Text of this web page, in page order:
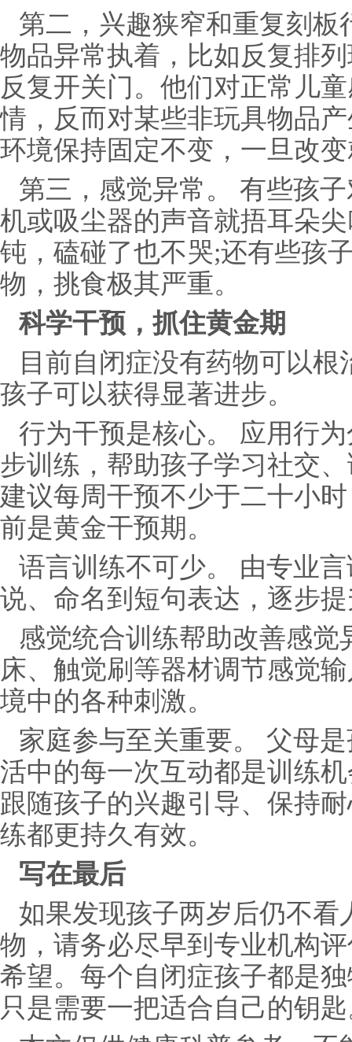
第二，兴趣狭窄和重复刻
物品异常执着，比如反复排
反复开关门。他们对正常儿
情，反而对某些非玩具物品
环境保持固定不变，一旦改
第三，感觉异常。‌ 有些孩
机或吸尘器的声音就捂耳朵
钝，磕碰了也不哭;还有些孩
物，挑食极其严重。
科学干预，抓住黄金期
目前自闭症没有药物可以
孩子可以获得显著进步。
行为干预是核心。‌ 应用行
步训练，帮助孩子学习社交
建议每周干预不少于二十小
前是黄金干预期。
语言训练不可少。‌ 由专业
说、命名到短句表达，逐步
感觉统合训练‌帮助改善感
床、触觉刷等器材调节感觉
境中的各种刺激。
家庭参与至关重要。‌ 父母
活中的每一次互动都是训练
跟随孩子的兴趣引导、保持
练都更持久有效。
写在最后
如果发现孩子两岁后仍不
物，请务必尽早到专业机构
希望。每个自闭症孩子都是
只是需要一把适合自己的钥